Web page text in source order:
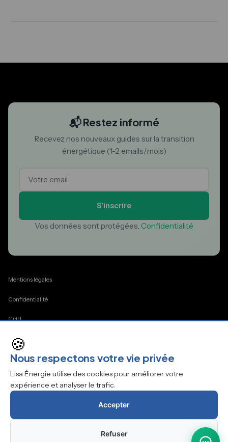
📬 Restez informé
Recevez nos nouveaux guides sur la transition
énergétique (1-2 emails/mois)
S'inscrire
Vos données sont protégées. Confidentialité
Mentions légales
Confidentialité
CGU
Cookies
Contact
🍪
Nous respectons votre vie privée
Lisa Énergie utilise des cookies pour améliorer votre
expérience et analyser le trafic.
Accepter
Refuser